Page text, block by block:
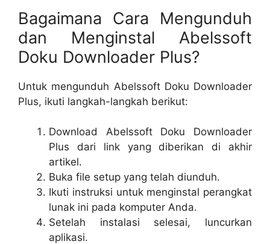
Bagaimana Cara Mengunduh
dan Menginstal Abelssoft
Doku Downloader Plus?
Untuk mengunduh Abelssoft Doku Downloader
Plus, ikuti langkah-langkah berikut:
Download Abelssoft Doku Downloader
Plus dari link yang diberikan di akhir
artikel.
Buka file setup yang telah diunduh.
Ikuti instruksi untuk menginstal perangkat
lunak ini pada komputer Anda.
Setelah instalasi selesai, luncurkan
aplikasi.